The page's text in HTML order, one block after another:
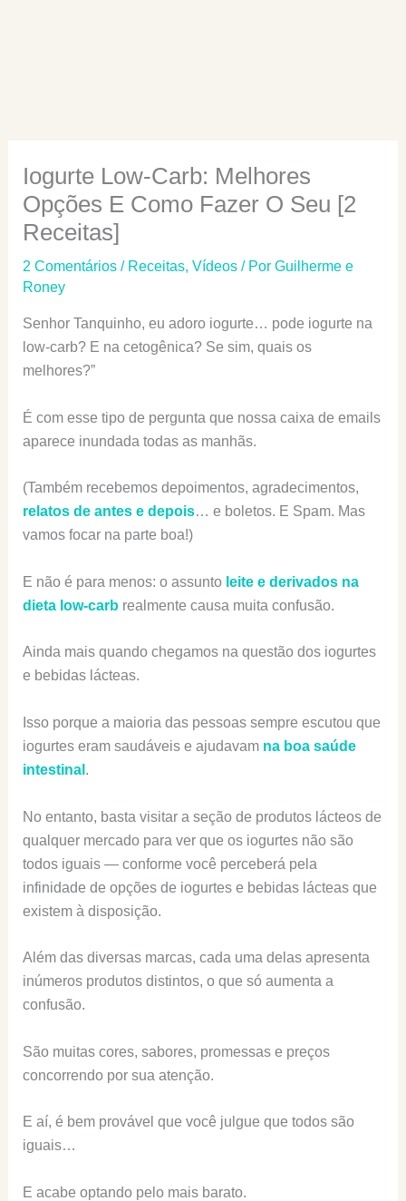
Iogurte Low-Carb: Melhores
Opções E Como Fazer O Seu [2
Receitas]
2 Comentários / Receitas, Vídeos/ Por Guilherme e
Roney
Senhor Tanquinho, eu adoro iogurte… pode iogurte na
low-carb? E na cetogênica? Se sim, quais os
melhores?”
É com esse tipo de pergunta que nossa caixa de emails
aparece inundada todas as manhãs.
(Também recebemos depoimentos, agradecimentos,
relatos de antes e depois… e boletos. E Spam. Mas
vamos focar na parte boa!)
E não é para menos: o assunto leite e derivados na
dieta low-carbrealmente causa muita confusão.
Ainda mais quando chegamos na questão dos iogurtes
e bebidas lácteas.
Isso porque a maioria das pessoas sempre escutou que
iogurtes eram saudáveis e ajudavam na boa saúde
intestinal .
No entanto, basta visitar a seção de produtos lácteos de
qualquer mercado para ver que os iogurtes não são
todos iguais — conforme você perceberá pela
infinidade de opções de iogurtes e bebidas lácteas que
existem à disposição.
Além das diversas marcas, cada uma delas apresenta
inúmeros produtos distintos, o que só aumenta a
confusão.
São muitas cores, sabores, promessas e preços
concorrendo por sua atenção.
E aí, é bem provável que você julgue que todos são
iguais…
E acabe optando pelo mais barato.